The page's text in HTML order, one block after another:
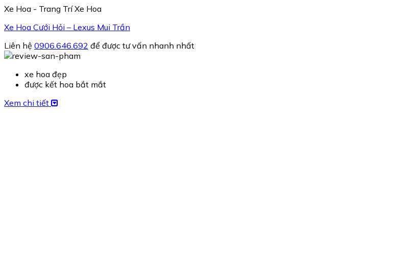
Xe Hoa - Trang Trí Xe Hoa
Xe Hoa Cưới Hỏi – Lexus Mui Trần
Liên hệ 0906.646.692 để được tư vấn nhanh nhất
xe hoa đẹp
được kết hoa bắt mắt
Xem chi tiết